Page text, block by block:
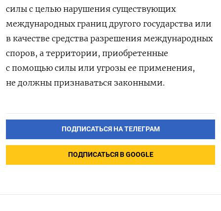
силы с целью нарушения существующих
международных границ другого государства или
в качестве средства разрешения международных
споров, а территории, приобретенные
с помощью силы или угрозы ее применения,
не должны признаваться законными.
ПОДПИСАТЬСЯ НА ТЕЛЕГРАМ
ПОДПИСАТЬСЯ В GOOGLE